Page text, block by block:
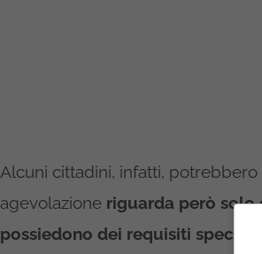
Alcuni cittadini, infatti, potrebbero
agevolazione riguarda però
possiedono dei requisiti